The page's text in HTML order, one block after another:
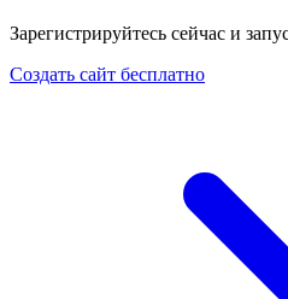
Зарегистрируйтесь сейчас и
Создать сайт бесплатно